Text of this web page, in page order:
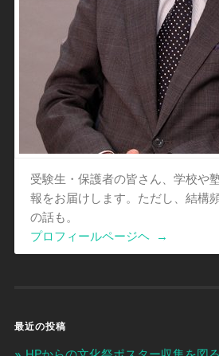
受験生・保護者の皆さん、学校や
報をお届けします。ただし、結構
の話も。
プロフィールページヘ
→
最近の投稿